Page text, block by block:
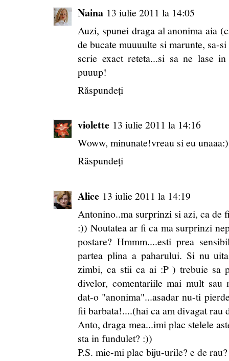
Naina 13 iulie 2011 la 14:05
Auzi, spunei draga al anonima aia
de bucate muuuulte si marunte, sa-
scrie exact reteta...si sa ne lase
puuup!
Răspundeți
violette 13 iulie 2011 la 14:16
Woww, minunate!vreau si eu
Răspundeți
Alice 13 iulie 2011 la 14:19
Antonino..ma surprinzi si azi, ca de
:)) Noutatea ar fi ca ma surprinzi
postare? Hmmm....esti prea
partea plina a paharului. Si nu
zimbi, ca stii ca ai :P ) trebuie sa
divelor, comentariile mai mult sau
dat-o "anonima"...asadar nu-ti
fii barbata!....(hai ca am divagat rau
Anto, draga mea...imi plac stelele
sta in fundulet? :))
P.S. mie-mi plac biju-urile? e de